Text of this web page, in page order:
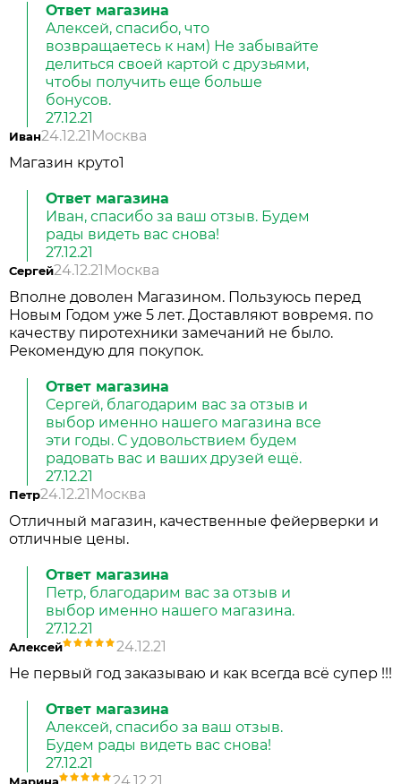
Ответ магазина
Алексей, спасибо, что
возвращаетесь к нам) Не забывайте
делиться своей картой с друзьями,
чтобы получить еще больше
бонусов.
27.12.21
Иван24.12.21 Москва
Магазин круто1
Ответ магазина
Иван, спасибо за ваш отзыв. Будем
рады видеть вас снова!
27.12.21
Сергей24.12.21 Москва
Вполне доволен Магазином. Пользуюсь перед
Новым Годом уже 5 лет. Доставляют вовремя. по
качеству пиротехники замечаний не было.
Рекомендую для покупок.
Ответ магазина
Сергей, благодарим вас за отзыв и
выбор именно нашего магазина все
эти годы. С удовольствием будем
радовать вас и ваших друзей ещё.
27.12.21
Петр24.12.21 Москва
Отличный магазин, качественные фейерверки и
отличные цены.
Ответ магазина
Петр, благодарим вас за отзыв и
выбор именно нашего магазина.
27.12.21
Алексей
24.12.21
Не первый год заказываю и как всегда всё супер !!!
Ответ магазина
Алексей, спасибо за ваш отзыв.
Будем рады видеть вас снова!
27.12.21